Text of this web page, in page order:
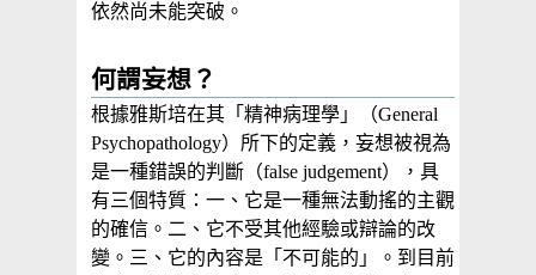
依然尚未能突破。
何謂妄想？
根據雅斯培在其「精神病理學」（General
Psychopathology）所下的定義，妄想被視為
是一種錯誤的判斷（false judgement），具
有三個特質：一、它是一種無法動搖的主觀
的確信。二、它不受其他經驗或辯論的改
變。三、它的內容是「不可能的」。到目前